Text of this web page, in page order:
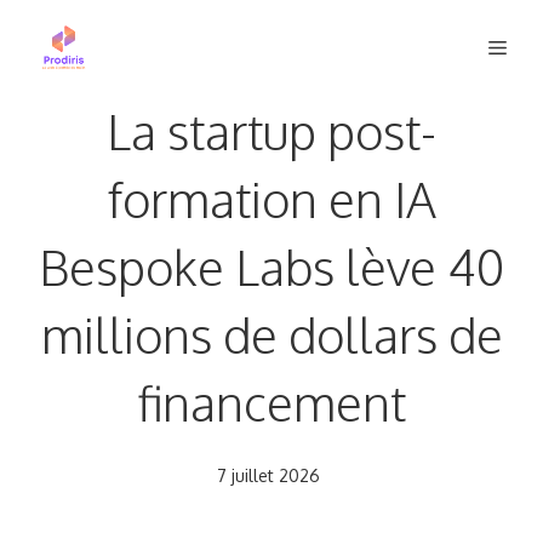
La startup post-
formation en IA
Bespoke Labs lève 40
millions de dollars de
financement
7 juillet 2026